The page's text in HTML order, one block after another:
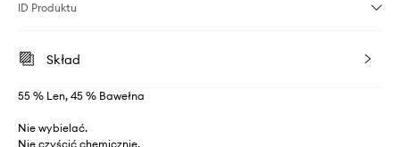
ID Produktu
Skład
55 % Len, 45 % Bawełna
Nie wybielać.
Nie czyścić chemicznie.